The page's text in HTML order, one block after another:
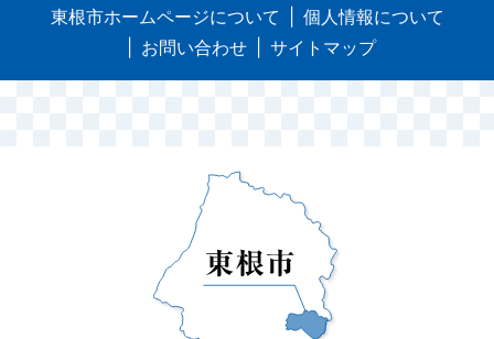
東根市ホームページについて
個人情報について
お問い合わせ
サイトマップ